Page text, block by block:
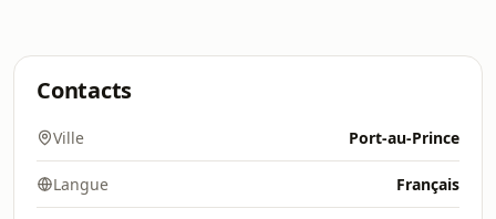
Contacts
Ville Port-au-Prince
Langue Français